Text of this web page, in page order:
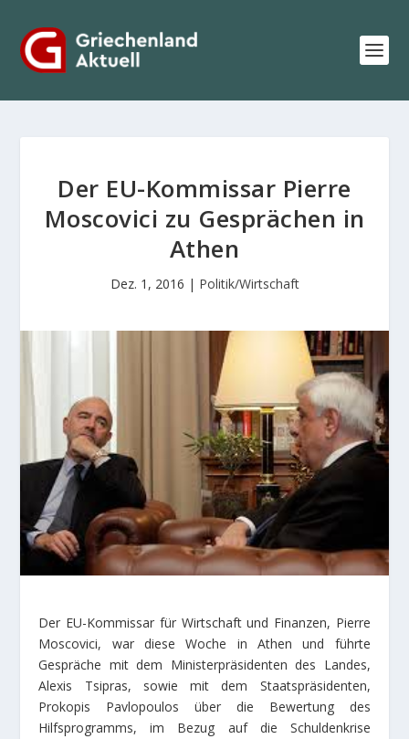
Der EU-Kommissar Pierre
Moscovici zu Gesprächen in
Athen
Dez. 1, 2016 | Politik/Wirtschaft
Der EU-Kommissar für Wirtschaft und Finanzen, Pierre
Moscovici, war diese Woche in Athen und führte
Gespräche mit dem Ministerpräsidenten des Landes,
Alexis Tsipras, sowie mit dem Staatspräsidenten,
Prokopis Pavlopoulos über die Bewertung des
Hilfsprogramms, im Bezug auf die Schuldenkrise